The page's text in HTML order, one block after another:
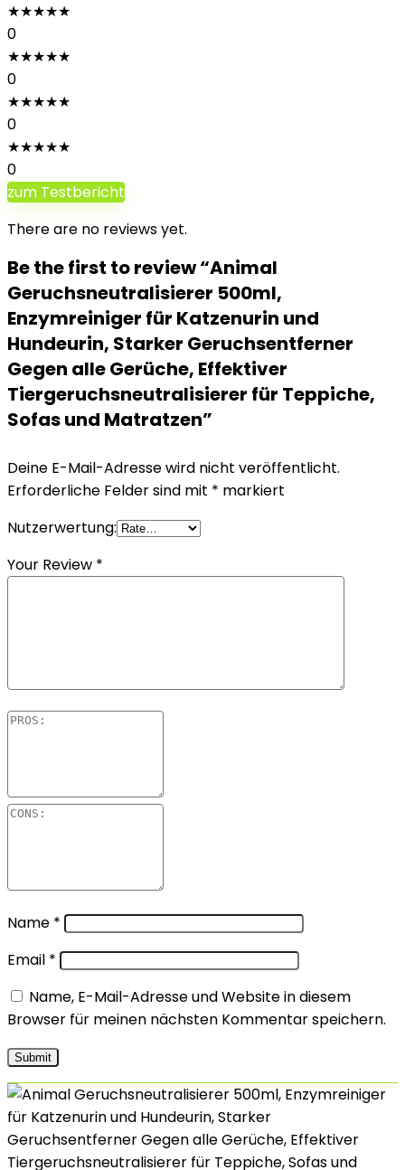
★★★★★
0
★★★★★
0
★★★★★
0
★★★★★
0
zum Testbericht
There are no reviews yet.
Be the first to review “Animal
Geruchsneutralisierer 500ml,
Enzymreiniger für Katzenurin und
Hundeurin, Starker Geruchsentferner
Gegen alle Gerüche, Effektiver
Tiergeruchsneutralisierer für Teppiche,
Sofas und Matratzen”
Deine E-Mail-Adresse wird nicht veröffentlicht.
Erforderliche Felder sind mit * markiert
Nutzerwertung:
Your Review *
Name *
Email *
Name, E-Mail-Adresse und Website in diesem
Browser für meinen nächsten Kommentar speichern.